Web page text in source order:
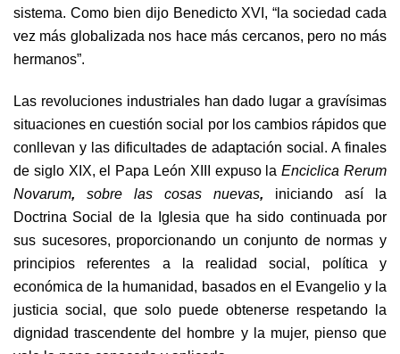
sistema. Como bien dijo Benedicto XVI, “la sociedad cada
vez más globalizada nos hace más cercanos, pero no más
hermanos”.
Las revoluciones industriales han dado lugar a gravísimas
situaciones en cuestión social por los cambios rápidos que
conllevan y las dificultades de adaptación social. A finales
de siglo XIX, el Papa León XIII expuso laEnciclica Rerum
Novarum, sobre las cosas nuevas, iniciando así la
Doctrina Social de la Iglesia que ha sido continuada por
sus sucesores, proporcionando un conjunto de normas y
principios referentes a la realidad social, política y
económica de la humanidad, basados en el Evangelio y la
justicia social, que solo puede obtenerse respetando la
dignidad trascendente del hombre y la mujer, pienso que